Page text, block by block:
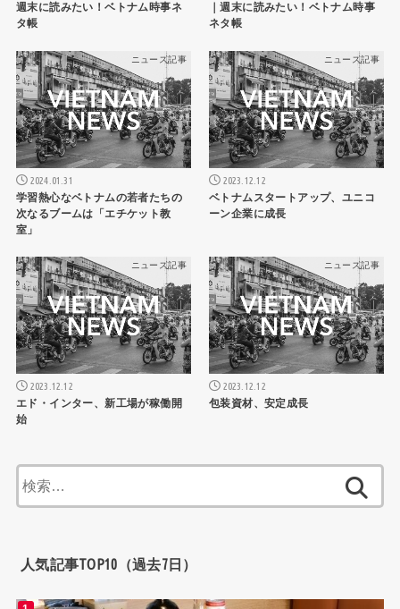
週末に読みたい！ベトナム時事ネ
タ帳
｜週末に読みたい！ベトナム時事
ネタ帳
ニュース記事
2024.01.31
学習熱心なベトナムの若者たちの
次なるブームは「エチケット教
室」
ニュース記事
2023.12.12
ベトナムスタートアップ、ユニコ
ーン企業に成長
ニュース記事
2023.12.12
エド・インター、新工場が稼働開
始
ニュース記事
2023.12.12
包装資材、安定成長
索:
人気記事TOP10（過去7日）